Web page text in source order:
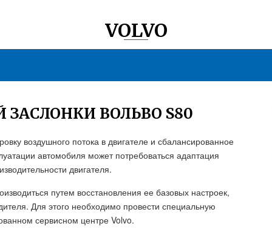
VOLVO
ВОЛЬВО S80
воздушного потока в двигателе и сбалансированное
автомобиля может потребоваться адаптация
двигателя.
путем восстановления ее базовых настроек,
Для этого необходимо провести специальную
сервисном центре Volvo.